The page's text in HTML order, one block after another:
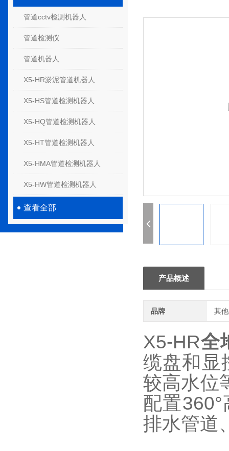
管道cctv检测机器人
管道检测仪
管道机器人
X5-HR淤泥管道机器人
X5-HS管道检测机器人
X5-HQ管道检测机器人
X5-HT管道检测机器人
X5-HMA管道检测机器人
X5-HW管道检测机器人
查看全部
产品概述
品牌 其
X5-HR全
缆盘和显
较高水位
配置
排水管道